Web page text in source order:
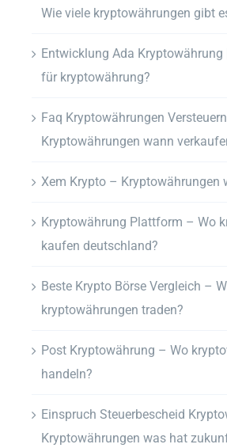
Wie viele kryptowährungen gibt
Entwicklung Ada Kryptowährung
für kryptowährung?
Faq Kryptowährungen
Kryptowährungen wann
Xem Krypto – Kryptowährungen
Kryptowährung Plattform – Wo
kaufen deutschland?
Beste Krypto Börse Vergleich –
kryptowährungen traden?
Post Kryptowährung – Wo
handeln?
Einspruch Steuerbescheid
Kryptowährungen was hat